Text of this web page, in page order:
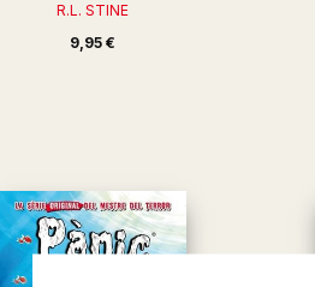
R.L. STINE
9,95 €